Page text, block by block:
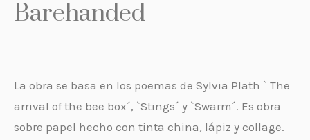
Barehanded
La obra se basa en los poemas de Sylvia Plath ` The
arrival of the bee box´, `Stings´ y `Swarm´. Es obra
sobre papel hecho con tinta china, lápiz y collage.